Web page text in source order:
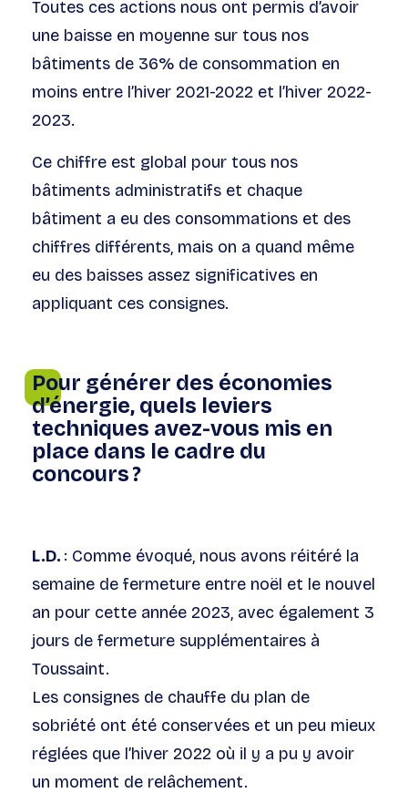
Toutes ces actions nous ont permis d’avoir
une baisse en moyenne sur tous nos
bâtiments de 36% de consommation en
moins entre l’hiver 2021-2022 et l’hiver 2022-
2023.
Ce chiffre est global pour tous nos
bâtiments administratifs et chaque
bâtiment a eu des consommations et des
chiffres différents, mais on a quand même
eu des baisses assez significatives en
appliquant ces consignes.
Pour générer des économies
d’énergie, quels leviers
techniques avez-vous mis en
place dans le cadre du
concours ?
L.D. : Comme évoqué, nous avons réitéré la
semaine de fermeture entre noël et le nouvel
an pour cette année 2023, avec également 3
jours de fermeture supplémentaires à
Toussaint.
Les consignes de chauffe du plan de
sobriété ont été conservées et un peu mieux
réglées que l’hiver 2022 où il y a pu y avoir
un moment de relâchement.